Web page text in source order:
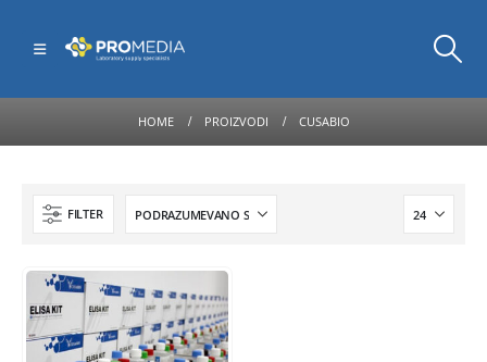
HOME PROIZVODI CUSABIO
FILTER